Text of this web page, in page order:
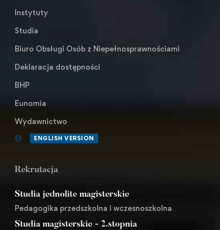
Instytuty
Studia
Biuro Obsługi Osób z Niepełnosprawnościami
Deklaracja dostępności
BHP
Eunomia
Wydawnictwo
ENGLISH VERSION
Rekrutacja
Studia jednolite magisterskie
Pedagogika przedszkolna i wczesnoszkolna
Studia magisterskie - 2.stopnia